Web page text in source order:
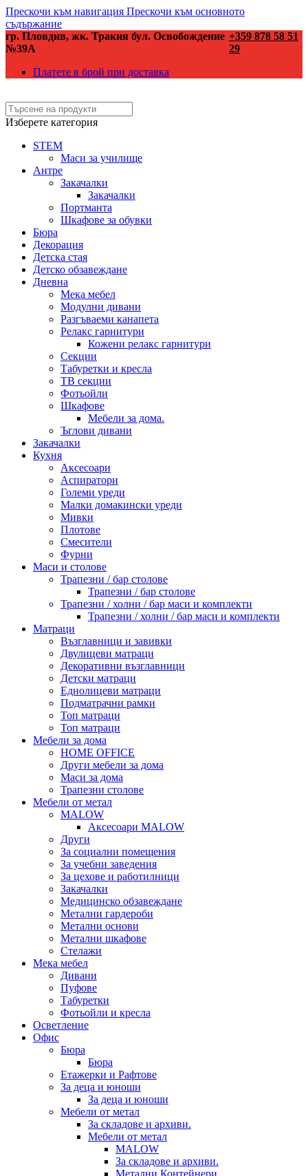
Прескочи към навигация Прескочи към основното
съдържание
гр. Пловдив, жк. Тракия бул. Освобождение
№39А
+359 878 58 51
29
Платете в брой при доставка
Изберете категория
STEM
Маси за училище
Антре
Закачалки
Закачалки
Портманта
Шкафове за обувки
Бюра
Декорация
Детска стая
Детско обзавеждане
Дневна
Мека мебел
Модулни дивани
Разгъваеми канапета
Релакс гарнитури
Кожени релакс гарнитури
Секции
Табуретки и кресла
ТВ секции
Фотьойли
Шкафове
Мебели за дома.
Ъглови дивани
Закачалки
Кухня
Аксесоари
Аспиратори
Големи уреди
Малки домакински уреди
Мивки
Плотове
Смесители
Фурни
Маси и столове
Трапезни / бар столове
Трапезни / бар столове
Трапезни / холни / бар маси и комплекти
Трапезни / холни / бар маси и комплекти
Матраци
Възглавници и завивки
Двулицеви матраци
Декоративни възглавници
Детски матраци
Еднолицеви матраци
Подматрачни рамки
Топ матраци
Топ матраци
Мебели за дома
HOME OFFICE
Други мебели за дома
Маси за дома
Трапезни столове
Мебели от метал
MALOW
Аксесоари MALOW
Други
За социални помещения
За учебни заведения
За цехове и работилници
Закачалки
Медицинско обзавеждане
Метални гардероби
Метални основи
Метални шкафове
Стелажи
Мека мебел
Дивани
Пуфове
Табуретки
Фотьойли и кресла
Осветление
Офис
Бюра
Бюра
Етажерки и Рафтове
За деца и юноши
За деца и юноши
Мебели от метал
За складове и архиви.
Мебели от метал
MALOW
За складове и архиви.
Метални Контейнери.